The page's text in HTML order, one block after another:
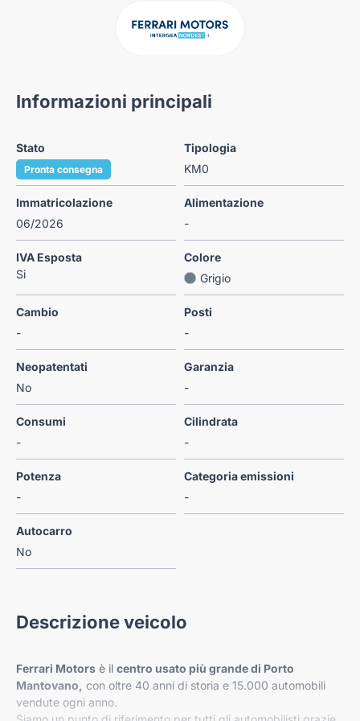
Informazioni principali
Stato
Pronta consegna
Tipologia
KM0
Immatricolazione
06/2026
Alimentazione
-
IVA Esposta
Si
Colore
Grigio
Cambio
-
Posti
-
Neopatentati
No
Garanzia
-
Consumi
-
Cilindrata
-
Potenza
-
Categoria emissioni
-
Autocarro
No
Descrizione veicolo
Ferrari Motors è il centro usato più grande di Porto
Mantovano, con oltre 40 anni di storia e 15.000 automobili
vendute ogni anno.